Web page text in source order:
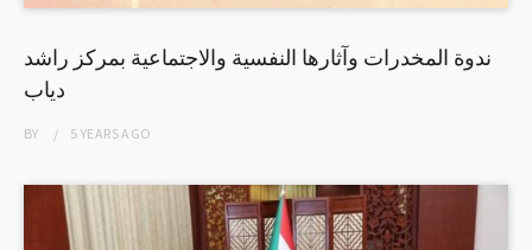
ندوة المخدرات وآثارها النفسية والاجتماعية بمركز راشد
دياب
BY 5 YEARSAGO